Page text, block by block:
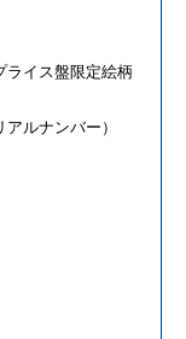
ライス盤限定絵柄
ルナンバー）